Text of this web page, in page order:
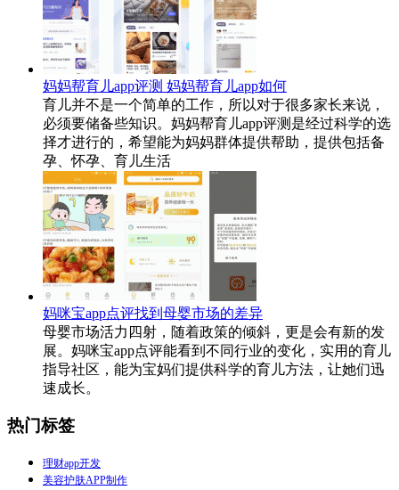
妈妈帮育儿app评测 妈妈帮育儿app如何
育儿并不是一个简单的工作，所以对于很多家长来说，
必须要储备些知识。妈妈帮育儿app评测是经过科学的选
择才进行的，希望能为妈妈群体提供帮助，提供包括备
孕、怀孕、育儿生活
妈咪宝app点评找到母婴市场的差异
母婴市场活力四射，随着政策的倾斜，更是会有新的发
展。妈咪宝app点评能看到不同行业的变化，实用的育儿
指导社区，能为宝妈们提供科学的育儿方法，让她们迅
速成长。
热门标签
理财app开发
美容护肤APP制作